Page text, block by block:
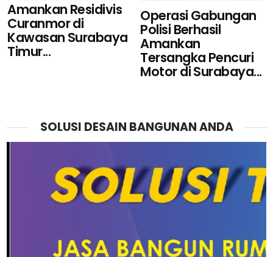
Amankan Residivis
Curanmor di
Kawasan Surabaya
Timur...
Operasi Gabungan
Polisi Berhasil
Amankan
Tersangka Pencuri
Motor di Surabaya...
SOLUSI DESAIN BANGUNAN ANDA